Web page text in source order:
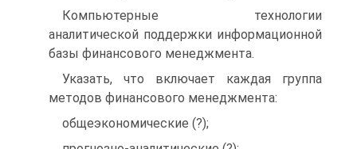
Компьютерные технологии
аналитической поддержки информационной
базы финансового менеджмента.
Указать, что включает каждая группа
методов финансового менеджмента:
общеэкономические (?);